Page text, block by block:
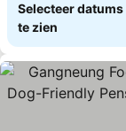
Selecteer
te zien